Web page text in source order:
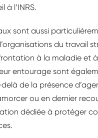
l’INRS.
sont aussi
du travail
à la maladie et
entourage sont
de la présence
ou en dernier
dédiée à protéger